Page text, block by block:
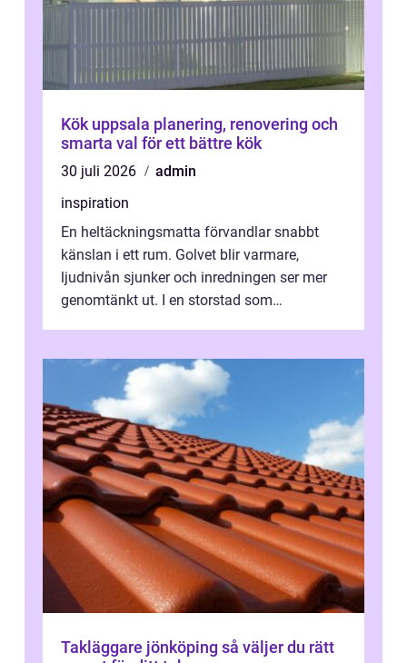
Kök uppsala planering, renovering och
smarta val för ett bättre kök
30 juli 2026
admin
inspiration
En heltäckningsmatta förvandlar snabbt
känslan i ett rum. Golvet blir varmare,
ljudnivån sjunker och inredningen ser mer
genomtänkt ut. I en storstad som
Takläggare jönköping så väljer du rätt